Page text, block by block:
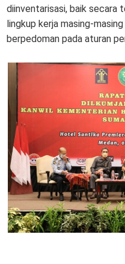
diinventarisasi, baik secara
lingkup kerja masing-
berpedoman pada aturan